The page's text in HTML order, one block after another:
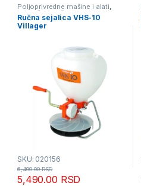
Poljoprivredne mašine i alati,
Priključne mašine
Ručna sejalica VHS-10
Villager
SKU: 020156
5,490.00 RSD
6,490.00RSD